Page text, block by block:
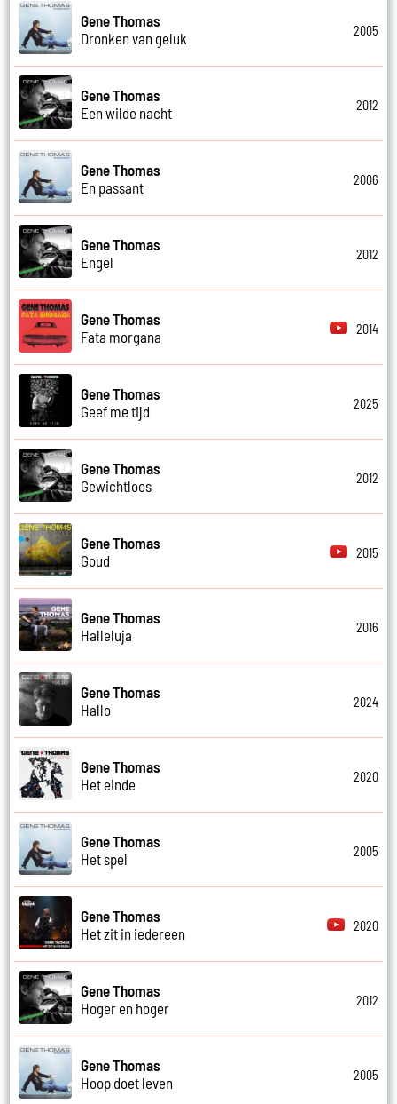
Gene Thomas
Dronken van geluk
2005
Gene Thomas
Een wilde nacht
2012
Gene Thomas
En passant
2006
Gene Thomas
Engel
2012
Gene Thomas
Fata morgana
2014
Gene Thomas
Geef me tijd
2025
Gene Thomas
Gewichtloos
2012
Gene Thomas
Goud
2015
Gene Thomas
Halleluja
2016
Gene Thomas
Hallo
2024
Gene Thomas
Het einde
2020
Gene Thomas
Het spel
2005
Gene Thomas
Het zit in iedereen
2020
Gene Thomas
Hoger en hoger
2012
Gene Thomas
Hoop doet leven
2005